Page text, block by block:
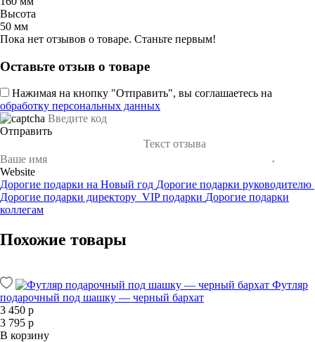
Высота
50 мм
Пока нет отзывов о товаре. Станьте первым!
Оставьте отзыв о товаре
Нажимая на кнопку "Отправить", вы соглашаетесь на
обработку персональных данных
Отправить
Website
Дорогие подарки на Новый год Дорогие подарки руководителю
Дорогие подарки директору VIP подарки Дорогие подарки
коллегам
Похожие товары
Футляр
подарочный под шашку — черный бархат
3 450 р
3 795 р
В корзину